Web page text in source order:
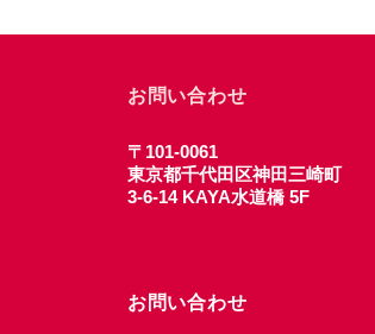
お問い合わせ
〒101-0061
東京都千代田区神田三崎町
3-6-14 KAYA水道橋 5F
お問い合わせ